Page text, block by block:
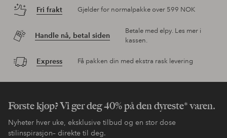
Fri frakt Gjelder for normalpakke over 599 NOK
Handle nå, betal siden
Betale med elpy. Les mer i
kassen.
Express Få pakken din med ekstra rask levering
Første kjøp? Vi ger deg 40% på den dyreste* varen.
Nyheter hver uke, eksklusive tilbud og en stor dose
stilinspirasjon– direkte til deg.